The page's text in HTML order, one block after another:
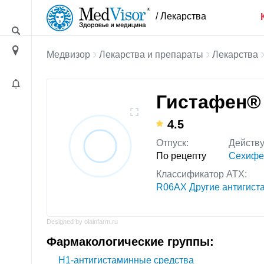
/ Лекарства
Медвизор Лекарства и препараты Лекарства
Гистафен®
4.5
Отпуск:
По рецепту
Классификатор АТХ:
R06AX Другие
Designed by olainfarm.ru
Фармакологические группы:
H1-антигистаминные средства